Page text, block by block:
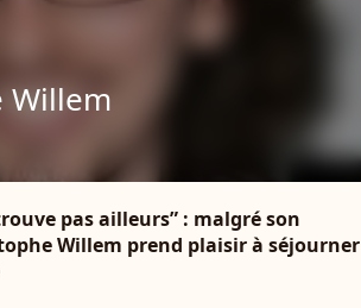
Willem
pas ailleurs” : malgré son
Willem prend plaisir à séjourner